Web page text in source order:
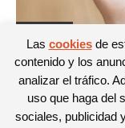
Curiosidades
Los frutos
realidad?
Almudena Fernández -
Las cookiesde
contenido y los
analizar el tráfico.
uso que haga del
sociales, publicidad